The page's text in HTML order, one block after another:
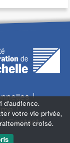
Contact
d'audience.
votre vie privée,
croisé.